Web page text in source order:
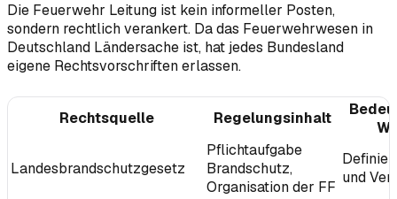
Die Feuerwehr Leitung ist kein informeller Posten,
sondern rechtlich verankert. Da das Feuerwehrwesen in
Deutschland Ländersache ist, hat jedes Bundesland
eigene Rechtsvorschriften erlassen.
Rechtsquelle Regelungsinhalt
Landesbrandschutzgesetz
Pflichtaufgabe
Brandschutz,
Organisation der FF
und